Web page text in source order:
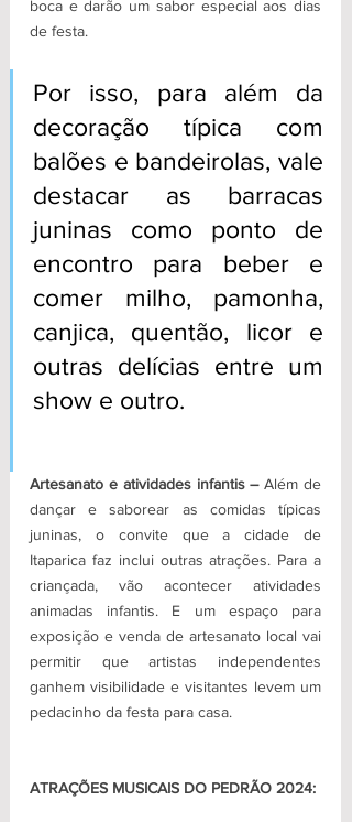
boca e darão um sabor especial aos dias
de festa.
Por isso, para além da
decoração típica com
balões e bandeirolas, vale
destacar as barracas
juninas como ponto de
encontro para beber e
comer milho, pamonha,
canjica, quentão, licor e
outras delícias entre um
show e outro.
Artesanato e atividades infantis – Além de
dançar e saborear as comidas típicas
juninas, o convite que a cidade de
Itaparica faz inclui outras atrações. Para a
criançada, vão acontecer atividades
animadas infantis. E um espaço para
exposição e venda de artesanato local vai
permitir que artistas independentes
ganhem visibilidade e visitantes levem um
pedacinho da festa para casa.
ATRAÇÕES MUSICAIS DO PEDRÃO 2024: